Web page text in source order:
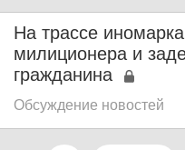
На трассе
милиционера и
гражданина
Обсуждение новостей